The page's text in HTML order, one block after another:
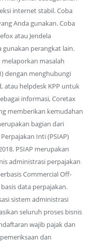
internet stabil. Coba
Anda gunakan. Coba
atau Jendela
gunakan perangkat lain.
melaporkan masalah
dengan menghubungi
atau helpdesk KPP untuk
informasi, Coretax
memberikan kemudahan
bagian dari
Inti (PSIAP)
PSIAP merupakan
administrasi perpajakan
Commercial Off-
data perpajakan.
sistem administrasi
seluruh proses bisnis
wajib pajak dan
dan